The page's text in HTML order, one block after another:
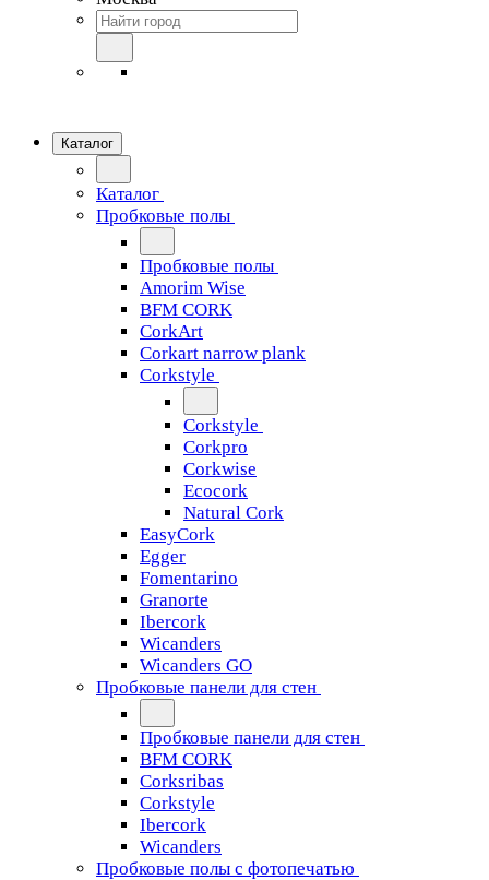
Каталог
Каталог
Пробковые полы
Пробковые полы
Amorim Wise
BFM CORK
CorkArt
Corkart narrow plank
Corkstyle
Corkstyle
Corkpro
Corkwise
Ecocork
Natural Cork
EasyCork
Egger
Fomentarino
Granorte
Ibercork
Wicanders
Wicanders GO
Пробковые панели для стен
Пробковые панели для стен
BFM CORK
Corksribas
Corkstyle
Ibercork
Wicanders
Пробковые полы с фотопечатью